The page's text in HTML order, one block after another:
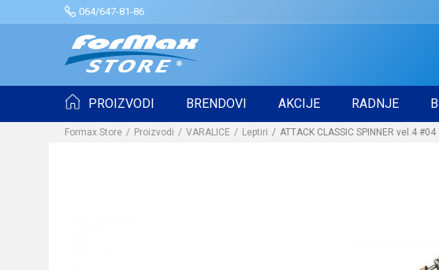
064/647-81-86
PROIZVODI BRENDOVI AKCIJE RADNJE
Formax Store Proizvodi VARALICE Leptiri ATTACK CLASSIC SPINNER vel.4 #04